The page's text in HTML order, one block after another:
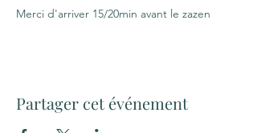
Merci d'arriver 15/20min avant le zazen
Partager cet événement